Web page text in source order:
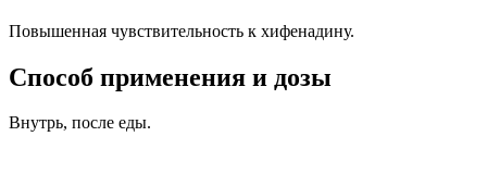
Повышенная чувствительность к хифенадину.
Способ применения и дозы
Внутрь, после еды.